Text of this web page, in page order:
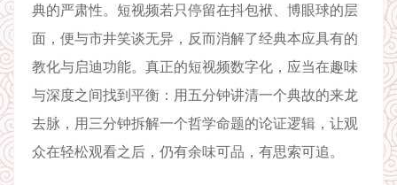
典的严肃性。短视频若只停留在抖包袱、博眼球的层
面，便与市井笑谈无异，反而消解了经典本应具有的
教化与启迪功能。真正的短视频数字化，应当在趣味
与深度之间找到平衡：用五分钟讲清一个典故的来龙
去脉，用三分钟拆解一个哲学命题的论证逻辑，让观
众在轻松观看之后，仍有余味可品，有思索可追。